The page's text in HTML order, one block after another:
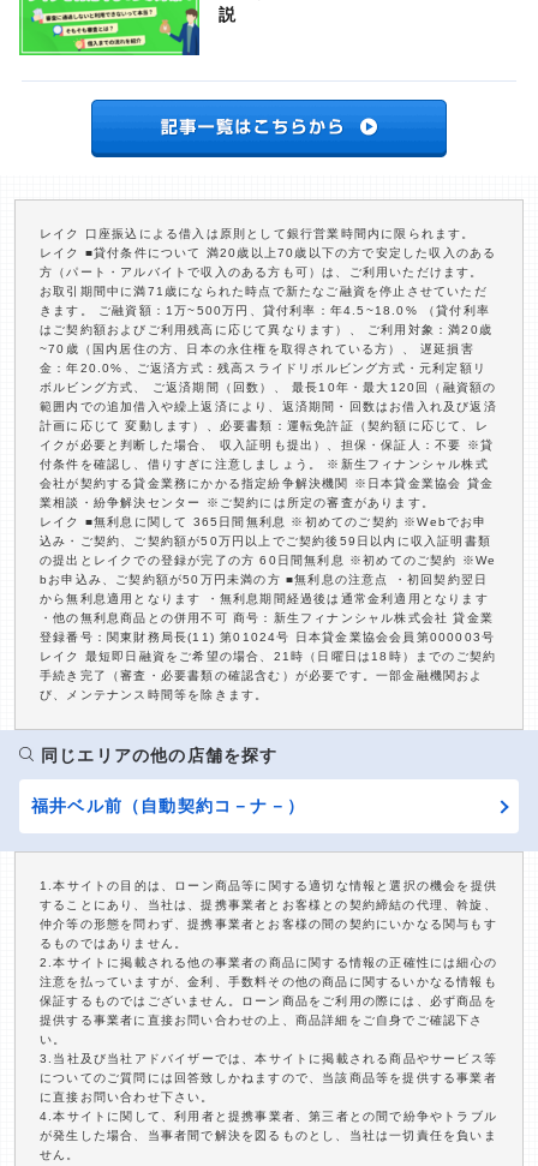
説
レイク 口座振込による借入は原則として銀行営業時間内に限られます。
レイク ■貸付条件について 満20歳以上70歳以下の方で安定した収入のある
方（パート・アルバイトで収入のある方も可）は、ご利用いただけます。
お取引期間中に満71歳になられた時点で新たなご融資を停止させていただ
きます。 ご融資額：1万~500万円、貸付利率：年4.5~18.0% （貸付利率
はご契約額およびご利用残高に応じて異なります）、 ご利用対象：満20歳
~70歳（国内居住の方、日本の永住権を取得されている方）、 遅延損害
金：年20.0%、ご返済方式：残高スライドリボルビング方式・元利定額リ
ボルビング方式、 ご返済期間（回数）、 最長10年・最大120回（融資額の
範囲内での追加借入や繰上返済により、返済期間・回数はお借入れ及び返済
計画に応じて 変動します）、必要書類：運転免許証（契約額に応じて、レ
イクが必要と判断した場合、 収入証明も提出）、担保・保証人：不要 ※貸
付条件を確認し、借りすぎに注意しましょう。 ※新生フィナンシャル株式
会社が契約する貸金業務にかかる指定紛争解決機関 ※日本貸金業協会 貸金
業相談・紛争解決センター ※ご契約には所定の審査があります。
レイク ■無利息に関して 365日間無利息 ※初めてのご契約 ※Webでお申
込み・ご契約、ご契約額が50万円以上でご契約後59日以内に収入証明書類
の提出とレイクでの登録が完了の方 60日間無利息 ※初めてのご契約 ※We
bお申込み、ご契約額が50万円未満の方 ■無利息の注意点 ・初回契約翌日
から無利息適用となります ・無利息期間経過後は通常金利適用となります
・他の無利息商品との併用不可 商号：新生フィナンシャル株式会社 貸金業
登録番号：関東財務局長(11) 第01024号 日本貸金業協会会員第000003号
レイク 最短即日融資をご希望の場合、21時（日曜日は18時）までのご契約
手続き完了（審査・必要書類の確認含む）が必要です。一部金融機関およ
び、メンテナンス時間等を除きます。
同じエリアの他の店舗を探す
福井ベル前（自動契約コ－ナ－）
1.本サイトの目的は、ローン商品等に関する適切な情報と選択の機会を提供
することにあり、当社は、提携事業者とお客様との契約締結の代理、斡旋、
仲介等の形態を問わず、提携事業者とお客様の間の契約にいかなる関与もす
るものではありません。
2.本サイトに掲載される他の事業者の商品に関する情報の正確性には細心の
注意を払っていますが、金利、手数料その他の商品に関するいかなる情報も
保証するものではございません。ローン商品をご利用の際には、必ず商品を
提供する事業者に直接お問い合わせの上、商品詳細をご自身でご確認下さ
い。
3.当社及び当社アドバイザーでは、本サイトに掲載される商品やサービス等
についてのご質問には回答致しかねますので、当該商品等を提供する事業者
に直接お問い合わせ下さい。
4.本サイトに関して、利用者と提携事業者、第三者との間で紛争やトラブル
が発生した場合、当事者間で解決を図るものとし、当社は一切責任を負いま
せん。